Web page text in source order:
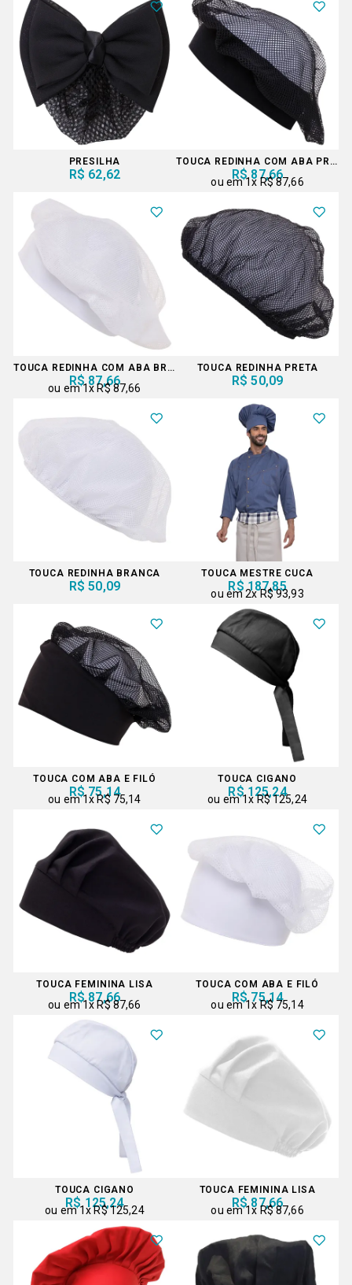
PRESILHA
R$ 62,62
TOUCA REDINHA COM ABA PRETA
R$ 87,66
1x R$ 87,66
TOUCA REDINHA COM ABA BRANCA
R$ 87,66
1xR$ 87,66
TOUCA REDINHA PRETA
R$ 50,09
TOUCA REDINHA BRANCA
R$ 50,09
TOUCA MESTRE CUCA
R$ 187,85
2xR$ 93,93
TOUCA COM ABA E FILÓ
R$ 75,14
1xR$ 75,14
TOUCA CIGANO
R$ 125,24
1xR$ 125,24
TOUCA FEMININA LISA
R$ 87,66
1xR$ 87,66
TOUCA COM ABA E FILÓ
R$ 75,14
1xR$ 75,14
TOUCA CIGANO
R$ 125,24
1xR$ 125,24
TOUCA FEMININA LISA
R$ 87,66
1x R$ 87,66